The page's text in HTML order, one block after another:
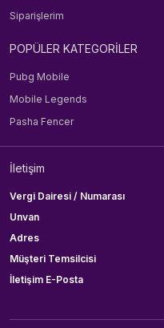
Siparişlerim
POPÜLER KATEGORİLER
Pubg Mobile
Mobile Legends
Pasha Fencer
İletişim
Vergi Dairesi / Numarası
Unvan
Adres
Müşteri Temsilcisi
İletişim E-Posta